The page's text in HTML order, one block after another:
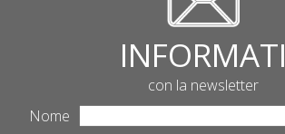
INFORMATI
con la newsletter
Nome